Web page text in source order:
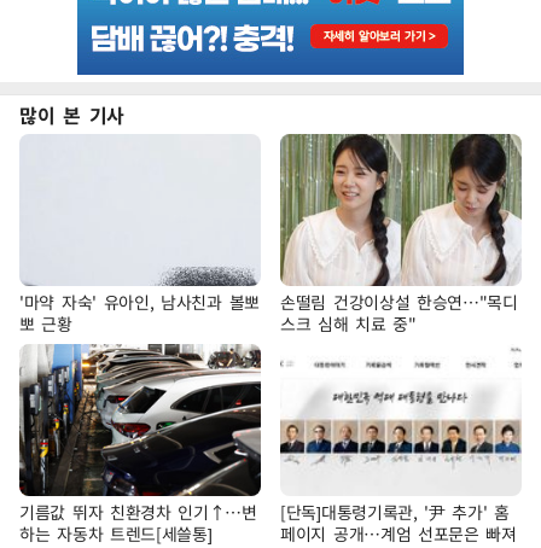
많이 본 기사
'마약 자숙' 유아인, 남사친과 볼뽀
뽀 근황
손떨림 건강이상설 한승연…"목디
스크 심해 치료 중"
기름값 뛰자 친환경차 인기↑…변
하는 자동차 트렌드[세쓸통]
[단독]대통령기록관, '尹 추가' 홈
페이지 공개…계엄 선포문은 빠져